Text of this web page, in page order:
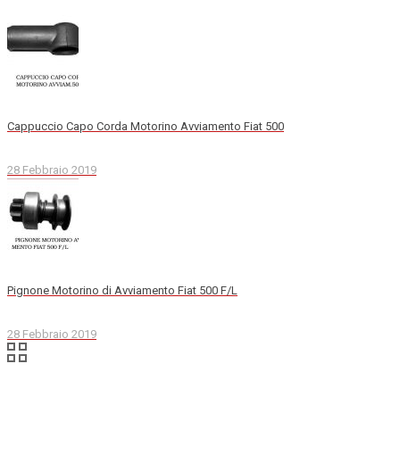
Cappuccio Capo Corda Motorino Avviamento Fiat 500
28 Febbraio 2019
Pignone Motorino di Avviamento Fiat 500 F/L
28 Febbraio 2019